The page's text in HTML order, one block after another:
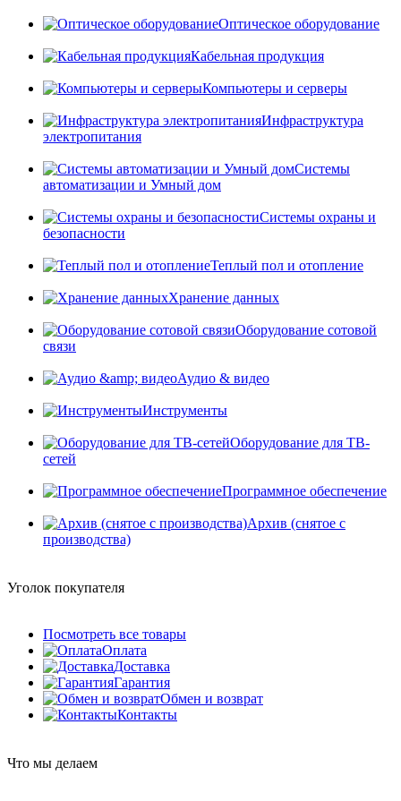
Оптическое оборудование
Кабельная продукция
Компьютеры и серверы
Инфраструктура
электропитания
Системы
автоматизации и Умный дом
Системы охраны и
безопасности
Теплый пол и отопление
Хранение данных
Оборудование сотовой
связи
Аудио & видео
Инструменты
Оборудование для ТВ-
сетей
Программное обеспечение
Архив (снятое с
производства)
Уголок покупателя
Посмотреть все товары
Оплата
Доставка
Гарантия
Обмен и возврат
Контакты
Что мы делаем